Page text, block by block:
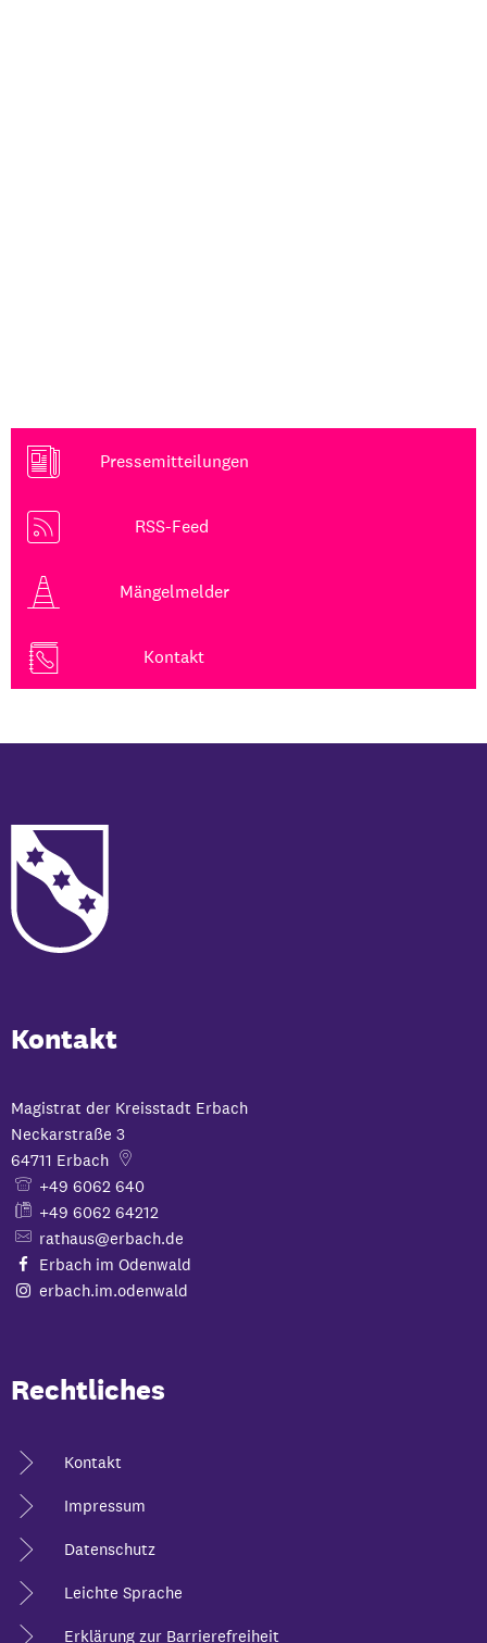
Pressemitteilungen
RSS-Feed
Mängelmelder
Kontakt
Kontakt
Magistrat der Kreisstadt Erbach
Neckarstraße 3
64711 Erbach
+49 6062 640
+49 6062 64212
rathaus@erbach.de
Erbach im Odenwald
erbach.im.odenwald
Rechtliches
Kontakt
Impressum
Datenschutz
Leichte Sprache
Erklärung zur Barrierefreiheit